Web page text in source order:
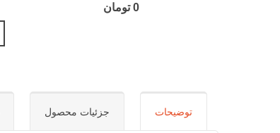
0 تومان
توضیحات جزئیات محصول